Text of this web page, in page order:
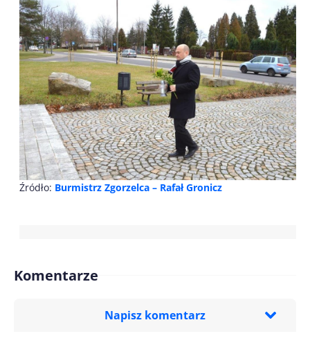
Źródło: Burmistrz Zgorzelca – Rafał Gronicz
Komentarze
Napisz komentarz